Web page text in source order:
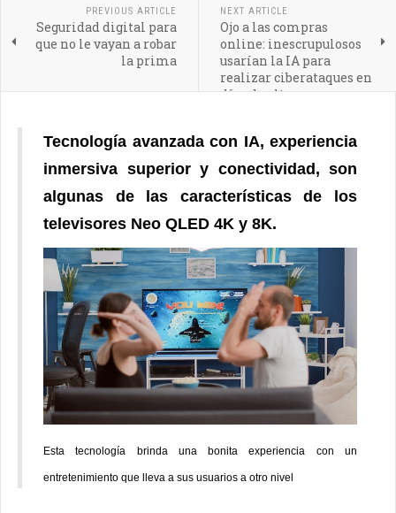
PREVIOUS ARTICLE
Seguridad digital para
que no le vayan a robar
la prima
NEXT ARTICLE
Ojo a las compras
online: inescrupulosos
usarían la IA para
realizar ciberataques en
días de alto consumo
Tecnología avanzada con IA, experiencia
inmersiva superior y conectividad, son
algunas de las características de los
televisores Neo QLED 4K y 8K.
Esta tecnología brinda una bonita experiencia con un
entretenimiento que lleva a sus usuarios a otro nivel